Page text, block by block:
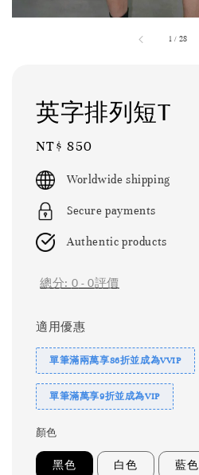
1 / 28
英字排列短T
Regular
price
NT$ 850
Worldwide shipping
Secure payments
Authentic products
總分: 0 - 0評價
適用優惠
單筆滿兩萬享86折並成為VVIP
單筆滿萬享9折並成為VIP
顏色
黑色 白色 藍色